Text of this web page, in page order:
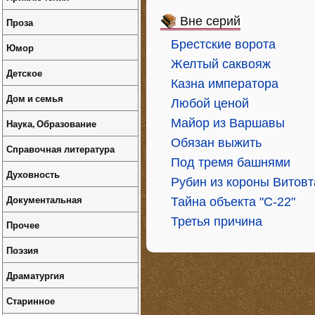
Вне серий
Брестские ворота
Желтый саквояж
Казна императора
Любой ценой
Майор из Варшавы
Обязан выжить
Под тремя башнями
Рубин из короны
Тайна объекта "С-22"
Третья причина
Проза
Юмор
Детское
Дом и семья
Наука, Образование
Справочная литература
Духовность
Документальная
Прочее
Поэзия
Драматургия
Старинное